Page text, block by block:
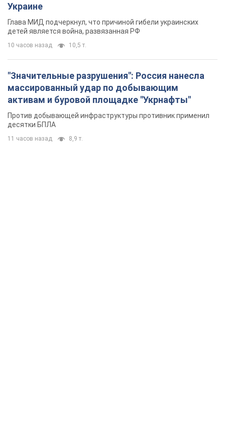
Украине
Глава МИД подчеркнул, что причиной гибели украинских
детей является война, развязанная РФ
10 часов назад 10,5 т.
"Значительные разрушения": Россия нанесла
массированный удар по добывающим
активам и буровой площадке "Укрнафты"
Против добывающей инфраструктуры противник применил
десятки БПЛА
11 часов назад 8,9 т.